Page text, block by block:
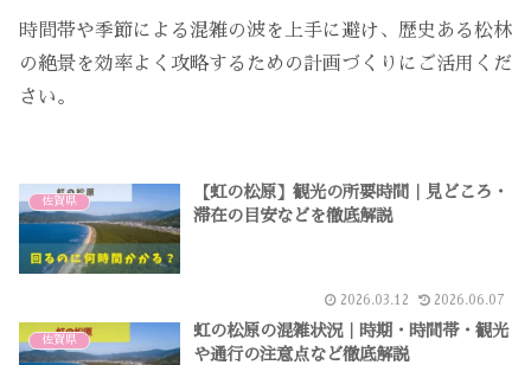
時間帯や季節による混雑の波を上手に避け、歴史ある松林
の絶景を効率よく攻略するための計画づくりにご活用くだ
さい。
佐賀県
【虹の松原】観光の所要時間｜見どころ・
滞在の目安などを徹底解説
2026.03.12 2026.06.07
佐賀県
虹の松原の混雑状況｜時期・時間帯・観光
や通行の注意点など徹底解説